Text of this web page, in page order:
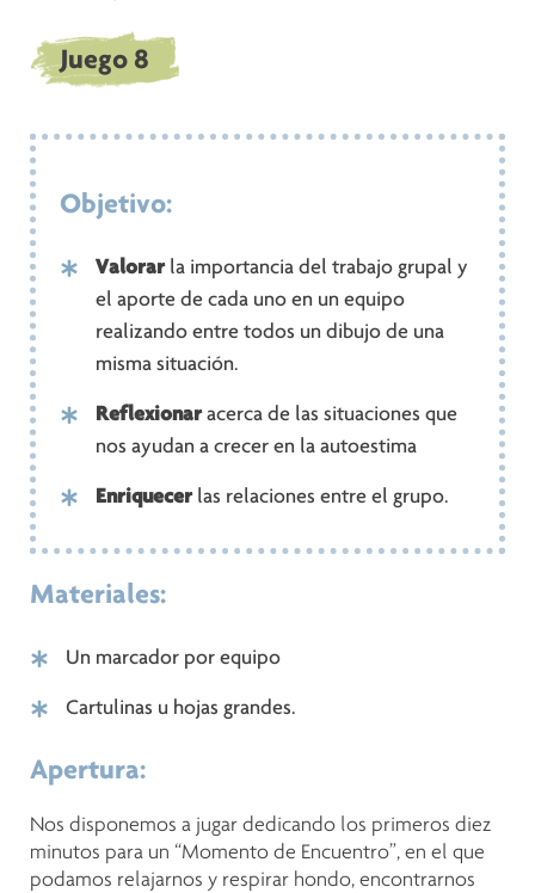
Juego 8
Objetivo:
Valorarla importancia del trabajo grupal y
el aporte de cada uno en un equipo
realizando entre todos un dibujo de una
misma situación.
Reflexionaracerca de las situaciones que
nos ayudan a crecer en la autoestima
Enriquecerlas relaciones entre el grupo.
Materiales:
Un marcador por equipo
Cartulinas u hojas grandes.
Apertura:
Nos disponemos a jugar dedicando los primeros diez
minutos para un “Momento de Encuentro”, en el que
podamos relajarnos y respirar hondo, encontrarnos